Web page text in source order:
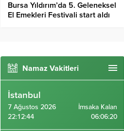
Bursa Yıldırım’da 5. Geleneksel
El Emekleri Festivali start aldı
Namaz Vakitleri
İstanbul
7 Ağustos 2026
22:12:45
İmsaka Kalan
06:06:19